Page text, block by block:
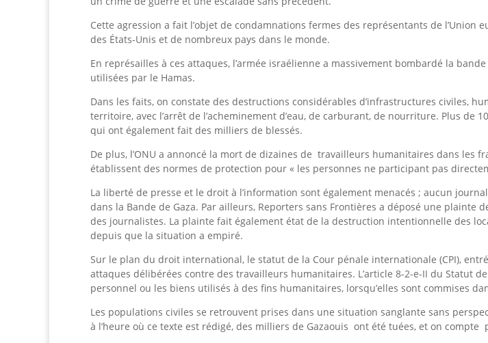
Cette agression a fait l’objet de condamnations fermes des représentants de
des États-Unis et de nombreux pays dans le monde.
En représailles à ces attaques, l’armée israélienne a massivement bombardé la
utilisées par le Hamas.
Dans les faits, on constate des destructions considérables d’infrastructures civiles,
territoire, avec l’arrêt de l’acheminement d’eau, de carburant, de nourriture. Plus de
qui ont également fait des milliers de blessés.
De plus, l’ONU a annoncé la mort de dizaines de travailleurs humanitaires dans les
établissent des normes de protection pour « les personnes ne participant pas
La liberté de presse et le droit à l’information sont également menacés ; aucun
dans la Bande de Gaza. Par ailleurs, Reporters sans Frontières a déposé une
des journalistes. La plainte fait également état de la destruction intentionnelle des
depuis que la situation a empiré.
Sur le plan du droit international, le statut de la Cour pénale internationale (CPI),
attaques délibérées contre des travailleurs humanitaires. L’article 8-2-e-II du Statut
personnel ou les biens utilisés à des fins humanitaires, lorsqu’elles sont commises
Les populations civiles se retrouvent prises dans une situation sanglante sans
à l’heure où ce texte est rédigé, des milliers de Gazaouis ont été tuées, et on